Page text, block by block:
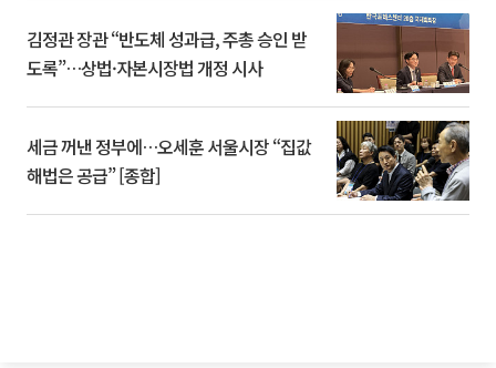
김정관 장관 “반도체 성과급, 주총 승인 받
도록”…상법·자본시장법 개정 시사
세금 꺼낸 정부에…오세훈 서울시장 “집값
해법은 공급” [종합]